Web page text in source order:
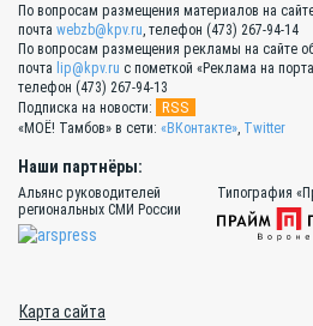
По вопросам размещения материалов на
почта webzb@kpv.ru, телефон (473) 267-94-14
По вопросам размещения рекламы на сайте
почта lip@kpv.ru с пометкой «Реклама на
телефон (473) 267-94-13
Подписка на новости:
RSS
«МОЁ! Тамбов» в сети: «ВКонтакте», Twitter
Наши партнёры:
Альянс руководителей
региональных СМИ России
Типография
Карта сайта